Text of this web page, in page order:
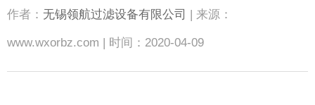
作者： 无锡领航过滤设备有限公司 | 来源：
www.wxorbz.com | 时间：2020-04-09